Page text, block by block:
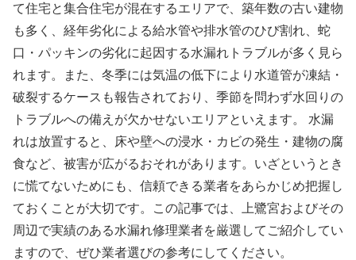
て住宅と集合住宅が混在するエリアで、築年数の古い建物
も多く、経年劣化による給水管や排水管のひび割れ、蛇
口・パッキンの劣化に起因する水漏れトラブルが多く見ら
れます。また、冬季には気温の低下により水道管が凍結・
破裂するケースも報告されており、季節を問わず水回りの
トラブルへの備えが欠かせないエリアといえます。 水漏
れは放置すると、床や壁への浸水・カビの発生・建物の腐
食など、被害が広がるおそれがあります。いざというとき
に慌てないためにも、信頼できる業者をあらかじめ把握し
ておくことが大切です。この記事では、上鷺宮およびその
周辺で実績のある水漏れ修理業者を厳選してご紹介してい
ますので、ぜひ業者選びの参考にしてください。